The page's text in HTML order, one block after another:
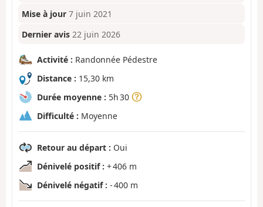
Mise à jour 7 juin 2021
Dernier avis 22 juin 2026
Activité : Randonnée Pédestre
Distance : 15,30 km
Durée moyenne : 5h 30
Difficulté : Moyenne
Retour au départ : Oui
Dénivelé positif : + 406 m
Dénivelé négatif : - 400 m